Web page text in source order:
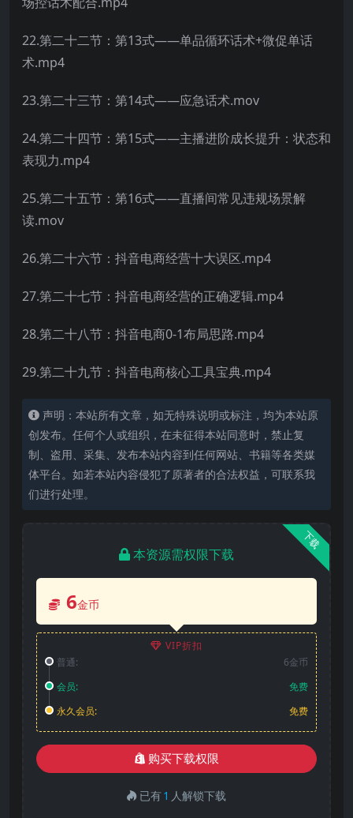
22.第二十二节：第13式——单品循环话术+微促单话
术.mp4
23.第二十三节：第14式——应急话术.mov
24.第二十四节：第15式——主播进阶成长提升：状态和
表现力.mp4
25.第二十五节：第16式——直播间常见违规场景解
读.mov
26.第二十六节：抖音电商经营十大误区.mp4
27.第二十七节：抖音电商经营的正确逻辑.mp4
28.第二十八节：抖音电商0-1布局思路.mp4
29.第二十九节：抖音电商核心工具宝典.mp4
声明：本站所有文章，如无特殊说明或标注，均为本站原
创发布。任何个人或组织，在未征得本站同意时，禁止复
制、盗用、采集、发布本站内容到任何网站、书籍等各类媒
体平台。如若本站内容侵犯了原著者的合法权益，可联系我
们进行处理。
下载
本资源需权限下载
6金币
VIP折扣
普通:
6金币
会员:
免费
永久会员:
免费
购买下载权限
已有1 人解锁下载